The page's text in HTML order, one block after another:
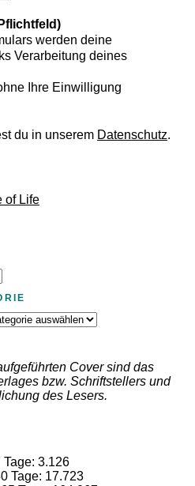
werden deine
Verarbeitung deines
Ihre Einwilligung
du in unserem Datenschutz.
of Life
Cover sind das
bzw. Schriftstellers und
des Lesers.
3.126
Tage: 17.723